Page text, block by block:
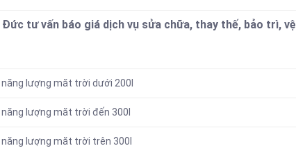
tư vấn báo giá dịch vụ sửa chữa, thay thế, bảo trì, vệ
lượng măt trời dưới 200l
lượng măt trời đến 300l
lượng măt trời trên 300l